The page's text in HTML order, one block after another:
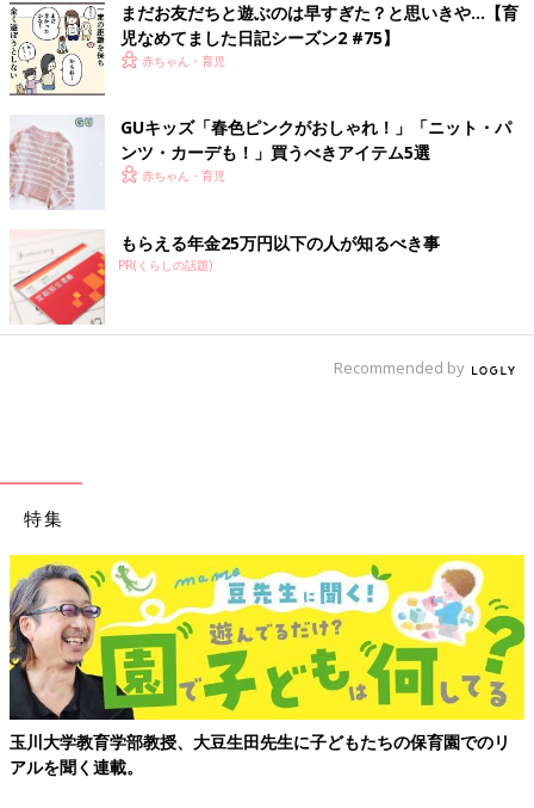
まだお友だちと遊ぶのは早すぎた？と思いきや…【育
児なめてました日記シーズン2 #75】
赤ちゃん・育児
GUキッズ「春色ピンクがおしゃれ！」「ニット・パ
ンツ・カーデも！」買うべきアイテム5選
赤ちゃん・育児
もらえる年金25万円以下の人が知るべき事
PR(くらしの話題)
Recommended by
特集
玉川大学教育学部教授、大豆生田先生に子どもたちの保育園でのリ
アルを聞く連載。